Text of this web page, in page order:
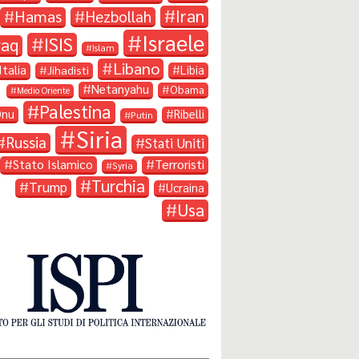
Hamas Hezbollah Iran
ISIS Islam Israele
Jihadisti Libano Libia
Medio Oriente Netanyahu Obama
Palestina Putin Ribelli
Russia Siria Stati Uniti
Stato Islamico Syria Terroristi
Trump Turchia Ucraina
Usa